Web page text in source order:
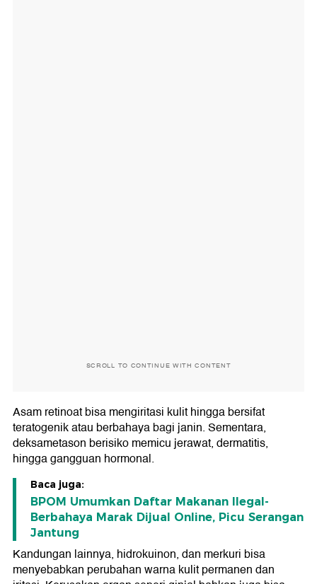
SCROLL TO CONTINUE WITH CONTENT
Asam retinoat bisa mengiritasi kulit hingga bersifat
teratogenik atau berbahaya bagi janin. Sementara,
deksametason berisiko memicu jerawat, dermatitis,
hingga gangguan hormonal.
Baca juga:
BPOM Umumkan Daftar Makanan Ilegal-
Berbahaya Marak Dijual Online, Picu Serangan
Jantung
Kandungan lainnya, hidrokuinon, dan merkuri bisa
menyebabkan perubahan warna kulit permanen dan